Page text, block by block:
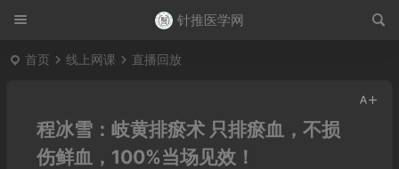
针推医学网
首页 线上网课 直播回放
程冰雪：岐黄排瘀术 只排瘀血，不损
伤鲜血，100%当场见效！